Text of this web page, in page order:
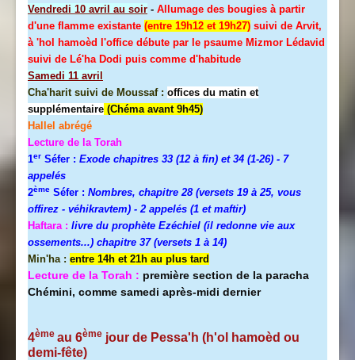
Vendredi 10 avril au soir - Allumage des bougies à partir
d'une flamme existante (entre 19h12 et 19h27) suivi de Arvit,
à 'hol hamoèd l'office débute par le psaume Mizmor Lédavid
suivi de Lé'ha Dodi puis comme d'habitude
Samedi 11 avril
Cha'harit suivi de Moussaf : offices du matin et
supplémentaire (Chéma avant 9h45)
Hallel abrégé
Lecture de la Torah
1er Séfer : Exode chapitres 33 (12 à fin) et 34 (1-26) - 7
appelés
2ème Séfer : Nombres, chapitre 28 (versets 19 à 25, vous
offirez - véhikravtem) - 2 appelés (1 et maftir)
Haftara : livre du prophète Ezéchiel (il redonne vie aux
ossements...) chapitre 37 (versets 1 à 14)
Min'ha : entre 14h et 21h au plus tard
Lecture de la Torah : première section de la paracha
Chémini, comme samedi après-midi dernier
4ème au 6ème jour de Pessa'h (h'ol hamoèd ou
demi-fête)